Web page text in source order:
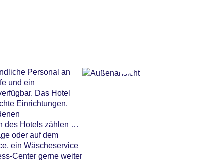
Personal an
und ein
Das Hotel
Einrichtungen.
Hotels zählen ein
oder auf dem
ein Wäscheservice
Center gerne weiter